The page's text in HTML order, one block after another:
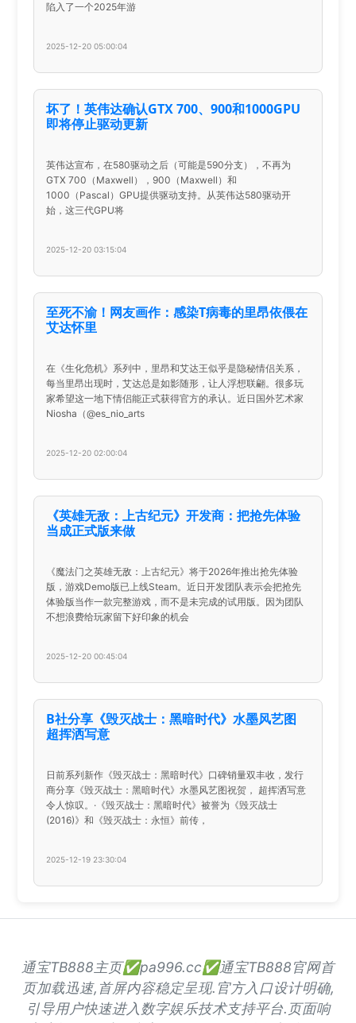
陷入了一个2025年游
2025-12-20 05:00:04
坏了！英伟达确认GTX 700、900和1000GPU
即将停止驱动更新
英伟达宣布，在580驱动之后（可能是590分支），不再为
GTX 700（Maxwell），900（Maxwell）和
1000（Pascal）GPU提供驱动支持。从英伟达580驱动开
始，这三代GPU将
2025-12-20 03:15:04
至死不渝！网友画作：感染T病毒的里昂依偎在
艾达怀里
在《生化危机》系列中，里昂和艾达王似乎是隐秘情侣关系，
每当里昂出现时，艾达总是如影随形，让人浮想联翩。很多玩
家希望这一地下情侣能正式获得官方的承认。近日国外艺术家
Niosha（@es_nio_arts
2025-12-20 02:00:04
《英雄无敌：上古纪元》开发商：把抢先体验
当成正式版来做
《魔法门之英雄无敌：上古纪元》将于2026年推出抢先体验
版，游戏Demo版已上线Steam。近日开发团队表示会把抢先
体验版当作一款完整游戏，而不是未完成的试用版。因为团队
不想浪费给玩家留下好印象的机会
2025-12-20 00:45:04
B社分享《毁灭战士：黑暗时代》水墨风艺图
超挥洒写意
日前系列新作《毁灭战士：黑暗时代》口碑销量双丰收，发行
商分享《毁灭战士：黑暗时代》水墨风艺图祝贺， 超挥洒写意
令人惊叹。·《毁灭战士：黑暗时代》被誉为《毁灭战士
(2016)》和《毁灭战士：永恒》前传，
2025-12-19 23:30:04
通宝TB888主页✅pa996.cc✅通宝TB888官网首
页加载迅速,首屏内容稳定呈现.官方入口设计明确,
引导用户快速进入数字娱乐技术支持平台.页面响